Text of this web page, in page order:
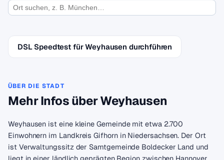
DSL Speedtest für Weyhausen durchführen
ÜBER DIE STADT
Mehr Infos über Weyhausen
Weyhausen ist eine kleine Gemeinde mit etwa 2.700
Einwohnern im Landkreis Gifhorn in Niedersachsen. Der Ort
ist Verwaltungssitz der Samtgemeinde Boldecker Land und